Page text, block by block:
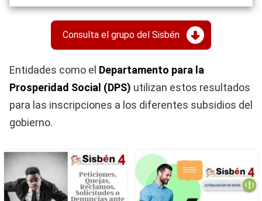
Consulta el grupo del Sisbén
Entidades como el Departamento para la
Prosperidad Social (DPS) utilizan estos resultados
para las inscripciones a los diferentes subsidios del
gobierno.